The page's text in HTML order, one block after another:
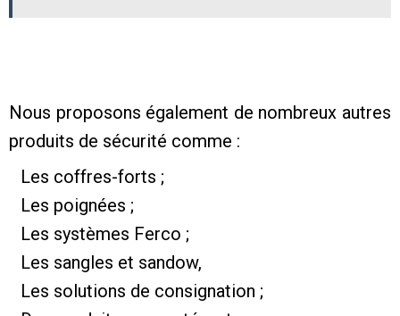
Nous proposons également de nombreux autres
produits de sécurité comme :
Les coffres-forts ;
Les poignées ;
Les systèmes Ferco ;
Les sangles et sandow,
Les solutions de consignation ;